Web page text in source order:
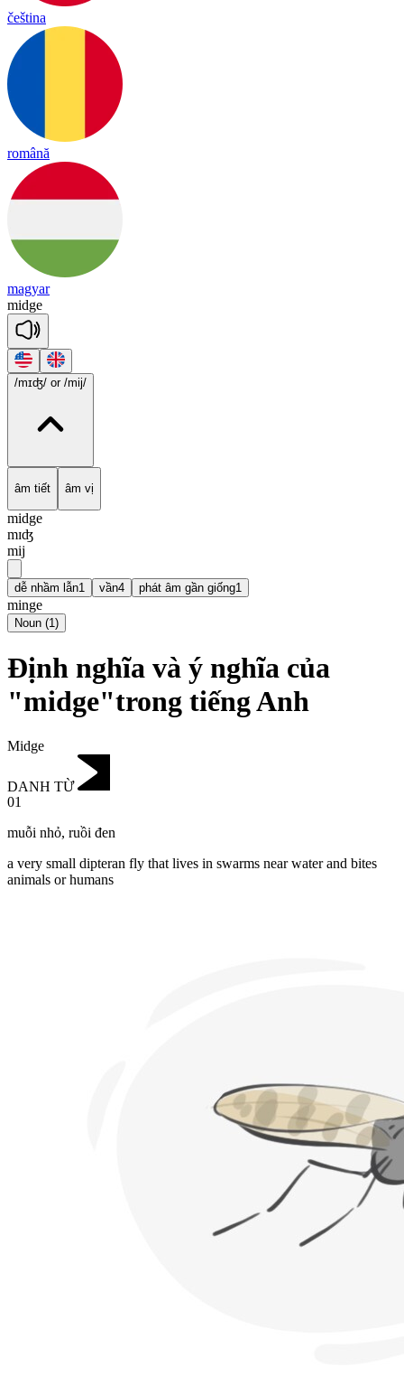
čeština
română
magyar
midge
/mɪʤ/ or /mij/
âm tiết âm vị
midge
mɪʤ
mij
dễ nhầm lẫn1 vần4 phát âm gần giống1
minge
Noun (1)
Định nghĩa và ý nghĩa của
"midge"trong tiếng Anh
Midge
DANH TỪ
01
muỗi nhỏ, ruồi đen
a very small dipteran fly that lives in swarms near water and bites
animals or humans